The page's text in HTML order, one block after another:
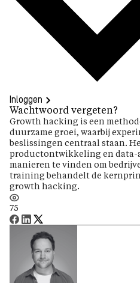
Inloggen
Wachtwoord vergeten?
Growth hacking is een
duurzame groei, waarbij
beslissingen centraal staan.
productontwikkeling en data-
manieren te vinden om
training behandelt de
growth hacking.
75